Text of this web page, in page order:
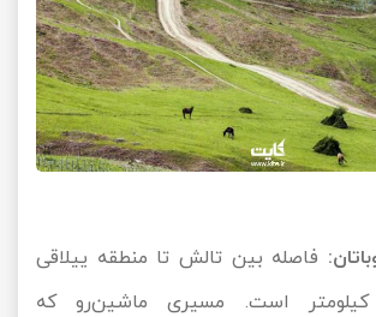
فاصله بین تالش تا منطقه ییلاقی
سوباتان، 43 کیلومتر است. مسیری ماشین‌رو که